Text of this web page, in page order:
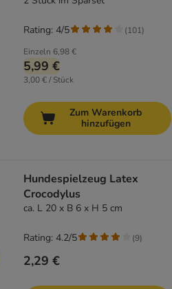
Einzeln 6,98 €
5,99 €
3,00 € / Stück
Rating: 4/5 (101)
Zum Warenkorb
hinzufügen
Hundespielzeug Latex
Crocodylus
ca. L 20 x B 6 x H 5 cm
2,29 €
Rating: 4.2/5 (9)